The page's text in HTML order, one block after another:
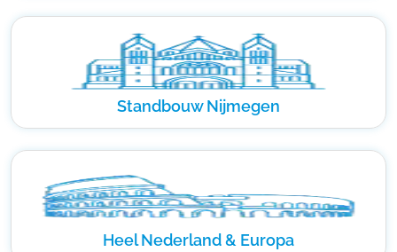
Standbouw Nijmegen
Heel Nederland & Europa